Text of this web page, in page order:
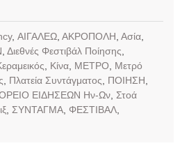
, ΑΙΓΑΛΕΩ, ΑΚΡΟΠΟΛΗ Ασία,
Διεθνές Φεστιβάλ Ποίησης
Κίνα, ΜΕΤΡΟ
Μετρό
Πλατεία Συντάγματος ΠΟΙΗΣΗ
ΕΙΔΗΣΕΩΝ Ην-Ων, Στοά
, ΣΥΝΤΑΓΜΑ, ΦΕΣΤΙΒΑΛ,